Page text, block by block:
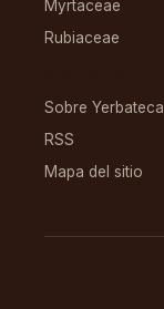
Myrtaceae
Rubiaceae
Sobre Yerbateca
RSS
Mapa del sitio